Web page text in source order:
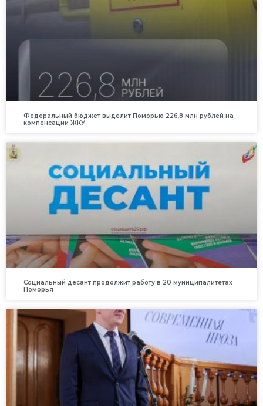
Федеральный бюджет выделит Поморью 226,8 млн рублей на
компенсации ЖКУ
Социальный десант продолжит работу в 20 муниципалитетах
Поморья